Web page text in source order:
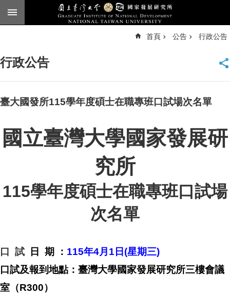
跳到主要內容區塊
臺
頁
公
告
簡
介
員
博
班
首頁 公告 行政公告
行政公告
臺大國發所115學年度碩士在職專班口試場次名單
國立臺灣大學國家發展研
究所
115學年度碩士在職專班口試場
次名單
口 試 日 期 ： 115年4月1日(星期三)
口試及報到地點：臺灣大學國家發展研究所三樓會議
室（R300）